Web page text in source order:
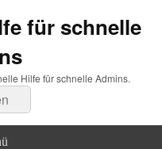
für schnelle
Hilfe für schnelle Admins.